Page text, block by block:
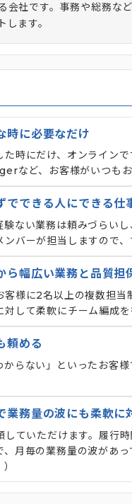
会社です。事務や総務な
ます。
時に必要なだけ
た時にだけ、オンライ
ど、お客様がいつもお
でできる人にできる仕
ない業務は頼みづらい
バーが担当しますので
ら幅広い業務と品質担
客様に2名以上の複数担
対して柔軟にチーム編成
頼める
からない」といったお客
業務量の波にも柔軟に
していただけます。履行
、月毎の業務量の波があ